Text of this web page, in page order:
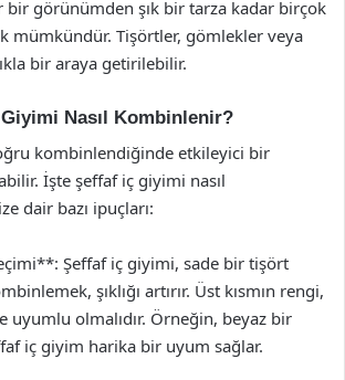
bir görünümden şık bir tarza kadar birçok
mümkündür. Tişörtler, gömlekler veya
bir araya getirilebilir.
Nasıl Kombinlenir?
kombinlendiğinde etkileyici bir
İşte şeffaf iç giyimi nasıl
dair bazı ipuçları:
Şeffaf iç giyimi, sade bir tişört
şıklığı artırır. Üst kısmın rengi,
uyumlu olmalıdır. Örneğin, beyaz bir
iç giyim harika bir uyum sağlar.